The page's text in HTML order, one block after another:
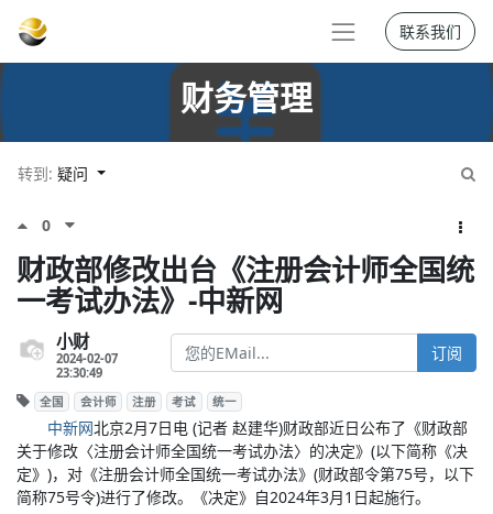
联系我们
财务管理
转到: 疑问
0
财政部修改出台《注册会计师全国统
一考试办法》-中新网
小财
2024-02-07
23:30:49
订阅
全国 会计师 注册 考试 统一
中新网北京2月7日电 (记者 赵建华)财政部近日公布了《财政部
关于修改〈注册会计师全国统一考试办法〉的决定》(以下简称《决
定》)，对《注册会计师全国统一考试办法》(财政部令第75号，以下
简称75号令)进行了修改。《决定》自2024年3月1日起施行。